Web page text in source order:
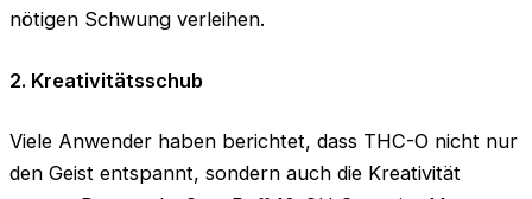
nötigen Schwung verleihen.
2. Kreativitätsschub
Viele Anwender haben berichtet, dass THC-O nicht nur
den Geist entspannt, sondern auch die Kreativität